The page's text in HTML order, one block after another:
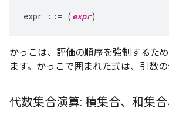
expr ::= (expr
かっこは、評価の順序を強制するた
ます。かっこで囲まれた式は、引数の
代数集合演算: 積集合、和集